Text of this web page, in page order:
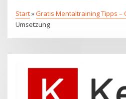
Start»Gratis Mentaltraining Tipps –
Umsetzung